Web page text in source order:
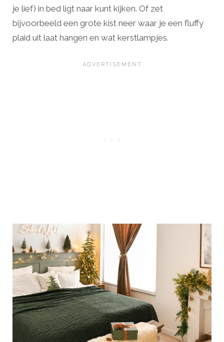
je lief) in bed ligt naar kunt kijken. Of zet
bijvoorbeeld een grote kist neer waar je een fluffy
plaid uit laat hangen en wat kerstlampjes.